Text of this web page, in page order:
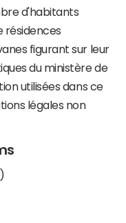
d'habitants
résidences
figurant sur leur
du ministère de
utilisées dans ce
légales non